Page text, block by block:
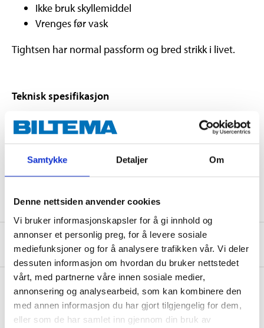
Samtykke Detaljer Om
Denne nettsiden anvender cookies
Vi bruker informasjonskapsler for å gi innhold og
annonser et personlig preg, for å levere sosiale
mediefunksjoner og for å analysere trafikken vår. Vi deler
dessuten informasjon om hvordan du bruker nettstedet
vårt, med partnerne våre innen sosiale medier,
annonsering og analysearbeid, som kan kombinere den
med annen informasjon du har gjort tilgjengelig for dem,
eller som de har samlet inn gjennom din bruk av
Ikke bruk skyllemiddel
Vrenges før vask
Tightsen har normal passform og bred strikk i livet.
Teknisk spesifikasjon
Farge
Materiale elastan
Om produsenten
Kjøp & Hent